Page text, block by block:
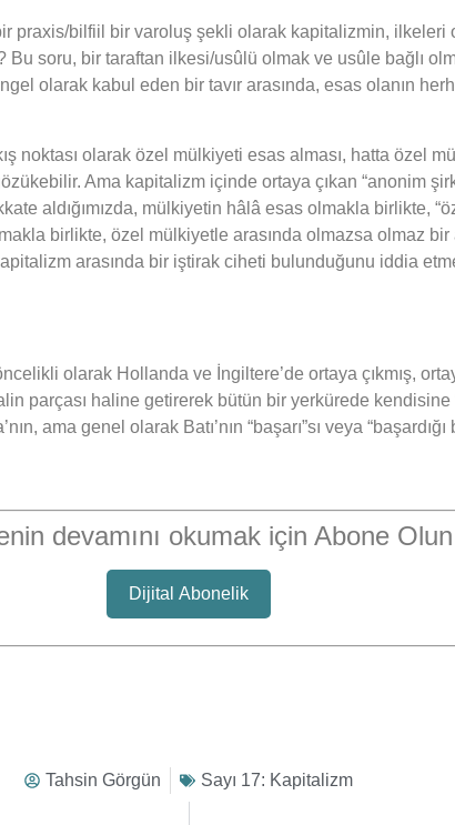
praxis/bilfiil bir varoluş şekli olarak kapitalizmin, ilkeleri
soru, bir taraftan ilkesi/usûlü olmak ve usûle bağlı
olarak kabul eden bir tavır arasında, esas olanın
noktası olarak özel mülkiyeti esas alması, hatta özel
Ama kapitalizm içinde ortaya çıkan “anonim
aldığımızda, mülkiyetin hâlâ esas olmakla birlikte,
birlikte, özel mülkiyetle arasında olmazsa olmaz bir
arasında bir iştirak ciheti bulunduğunu iddia
olarak Hollanda ve İngiltere’de ortaya çıkmış,
parçası haline getirerek bütün bir yerkürede
ama genel olarak Batı’nın “başarı”sı veya
devamını okumak için Abone Olun
Dijital Abonelik
Tahsin Görgün Sayı 17: Kapitalizm